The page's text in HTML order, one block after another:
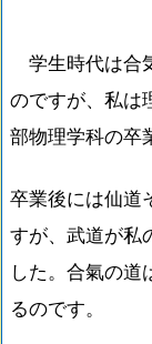
学生時代は合
のですが、私は
部物理学科の卒
卒業後には仙道
すが、武道が私
した。合氣の道
るのです。